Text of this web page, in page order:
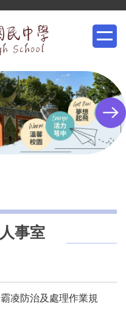
事室
凌防治及處理作業規